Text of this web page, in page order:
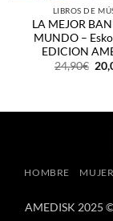
LIBROS DE
LA MEJOR
MUNDO –
EDICION
24,90€ El
HOMBRE MUJER
AMEDISK 2025